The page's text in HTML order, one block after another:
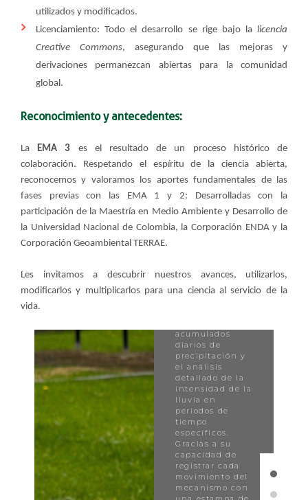
utilizados y modificados.
Licenciamiento: Todo el desarrollo se rige bajo la licencia
Creative Commons, asegurando que las mejoras y
derivaciones permanezcan abiertas para la comunidad
global.
Reconocimiento y antecedentes:
LaEMA 3 es el resultado de un proceso histórico de
colaboración. Respetando el espíritu de la ciencia abierta,
reconocemos y valoramos los aportes fundamentales de las
fases previas con las EMA 1 y 2: Desarrolladas con la
participación de la Maestría en Medio Ambiente y Desarrollo de
la Universidad Nacional de Colombia, la Corporación ENDA y la
Corporación Geoambiental TERRAE.
Les invitamos a descubrir nuestros avances, utilizarlos,
modificarlos y multiplicarlos para una ciencia al servicio de la
vida.​​